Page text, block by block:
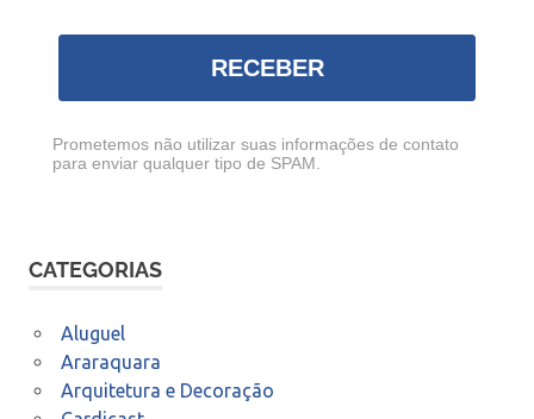
RECEBER
Prometemos não utilizar suas informações de contato
para enviar qualquer tipo de SPAM.
CATEGORIAS
Aluguel
Araraquara
Arquitetura e Decoração